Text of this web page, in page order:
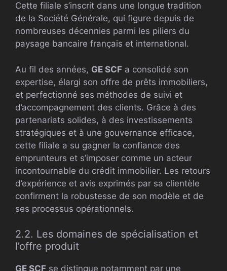
Cette filiale s’inscrit dans une longue tradition
de la Société Générale, qui figure depuis de
nombreuses décennies parmi les piliers du
paysage bancaire français et international.
Au fil des années, GE SCF a consolidé son
expertise, élargi son offre de prêts immobiliers,
et perfectionné ses méthodes de suivi et
d’accompagnement des clients. Grâce à des
partenariats solides, à des investissements
stratégiques et à une gouvernance efficace,
cette filiale a su gagner la confiance des
emprunteurs et s’imposer comme un acteur
incontournable du crédit immobilier. Les retours
d’expérience et avis exprimés par sa clientèle
confirment la robustesse de son modèle et de
ses processus opérationnels.
2.2. Les domaines de spécialisation et
l’offre produit
GE SCF se distingue notamment par une